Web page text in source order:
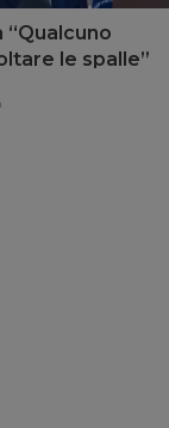
“Qualcuno
le spalle”